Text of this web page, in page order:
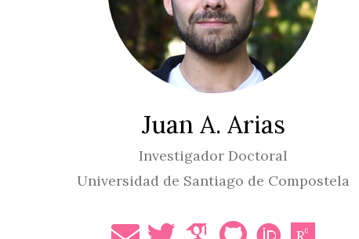
Juan A. Arias
Investigador Doctoral
Universidad de Santiago de Compostela